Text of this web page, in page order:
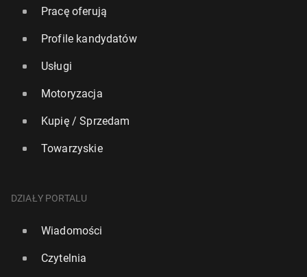
Pracę oferują
Profile kandydatów
Usługi
Motoryzacja
Kupię / Sprzedam
Towarzyskie
DZIAŁY PORTALU
Wiadomości
Czytelnia